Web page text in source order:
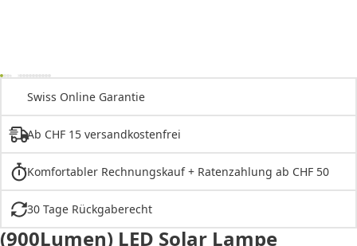
Swiss Online Garantie
Ab CHF 15 versandkostenfrei
Komfortabler Rechnungskauf + Ratenzahlung ab CHF 50
30 Tage Rückgaberecht
(900Lumen) LED Solar Lampe